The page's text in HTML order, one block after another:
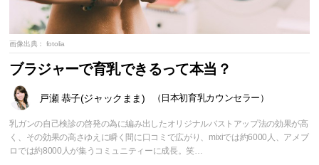
画像出典： fotolia
ブラジャーで育乳できるって本当？
戸瀬 恭子(ジャックまま) （日本初育乳カウンセラー）
乳ガンの自己検診の啓発の為に編み出したオリジナルバストアップ法の効果が高
く、その効果の高さゆえに瞬く間に口コミで広がり、mixiでは約6000人、アメブ
ロでは約8000人が集うコミュニティーに成長。笑…